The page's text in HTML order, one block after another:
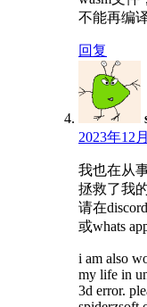
不能再编
回复
2023年12
我也在从
拯救了我
请在
或whats
i am also
my life in
3d error.